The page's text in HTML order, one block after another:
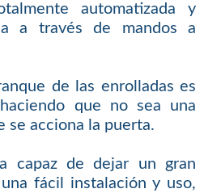
automatizada y
a través de mandos a
de las enrolladas es
que no sea una
se acciona la puerta.
capaz de dejar un gran
fácil instalación y uso,